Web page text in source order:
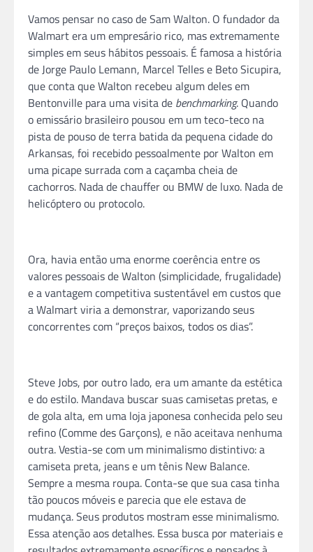
Vamos pensar no caso de Sam Walton. O fundador da
Walmart era um empresário rico, mas extremamente
simples em seus hábitos pessoais. É famosa a história
de Jorge Paulo Lemann, Marcel Telles e Beto Sicupira,
que conta que Walton recebeu algum deles em
Bentonville para uma visita de benchmarking. Quando
o emissário brasileiro pousou em um teco-teco na
pista de pouso de terra batida da pequena cidade do
Arkansas, foi recebido pessoalmente por Walton em
uma picape surrada com a caçamba cheia de
cachorros. Nada de chauffer ou BMW de luxo. Nada de
helicóptero ou protocolo.
Ora, havia então uma enorme coerência entre os
valores pessoais de Walton (simplicidade, frugalidade)
e a vantagem competitiva sustentável em custos que
a Walmart viria a demonstrar, vaporizando seus
concorrentes com “preços baixos, todos os dias”.
Steve Jobs, por outro lado, era um amante da estética
e do estilo. Mandava buscar suas camisetas pretas, e
de gola alta, em uma loja japonesa conhecida pelo seu
refino (Comme des Garçons), e não aceitava nenhuma
outra. Vestia-se com um minimalismo distintivo: a
camiseta preta, jeans e um tênis New Balance.
Sempre a mesma roupa. Conta-se que sua casa tinha
tão poucos móveis e parecia que ele estava de
mudança. Seus produtos mostram esse minimalismo.
Essa atenção aos detalhes. Essa busca por materiais e